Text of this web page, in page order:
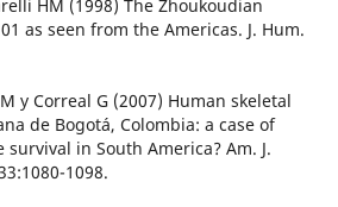
HM (1998) The Zhoukoudian
as seen from the Americas. J. Hum.
y Correal G (2007) Human skeletal
de Bogotá, Colombia: a case of
survival in South America? Am. J.
1098.